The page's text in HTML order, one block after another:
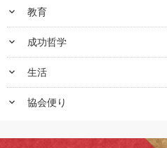
keyboard_arrow_down 教育
keyboard_arrow_down 成功哲学
keyboard_arrow_down 生活
keyboard_arrow_down 協会便り